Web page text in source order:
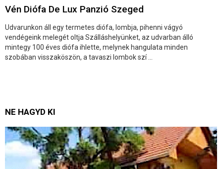
Vén Diófa De Lux Panzió Szeged
Udvarunkon áll egy termetes diófa, lombja, pihenni vágyó
vendégeink melegét oltja Szálláshelyünket, az udvarban álló
mintegy 100 éves diófa ihlette, melynek hangulata minden
szobában visszaköszön, a tavaszi lombok szí ...
NE HAGYD KI